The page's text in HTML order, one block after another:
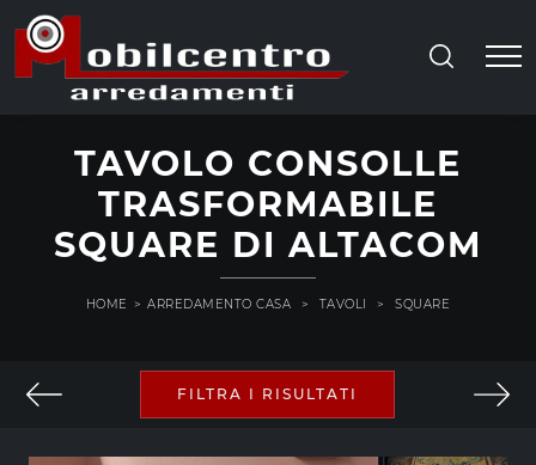
TAVOLO CONSOLLE
TRASFORMABILE
SQUARE DI ALTACOM
HOME > ARREDAMENTO CASA > TAVOLI > SQUARE
FILTRA I RISULTATI